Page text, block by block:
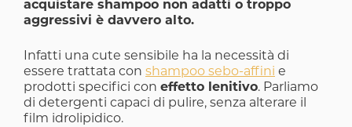
acquistare shampoo non adatti o troppo
aggressivi è davvero alto.
Infatti una cute sensibile ha la necessità di
essere trattata con shampoo sebo-affini e
prodotti specifici con effetto lenitivo. Parliamo
di detergenti capaci di pulire, senza alterare il
film idrolipidico.